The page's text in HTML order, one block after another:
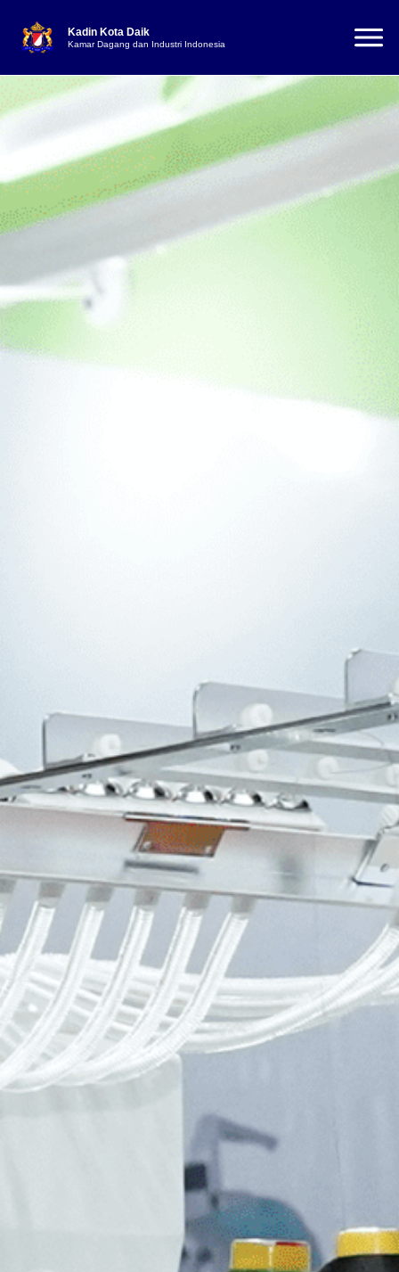
Kadin Kota Daik
Kamar Dagang dan Industri Indonesia